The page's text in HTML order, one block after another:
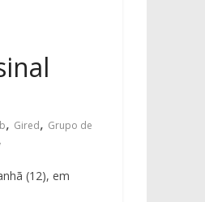
, Gired, Grupo de
(12), em